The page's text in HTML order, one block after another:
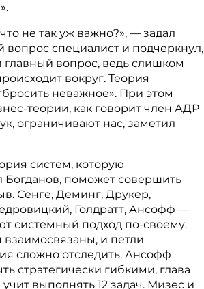
не так уж важно?», — задал
вопрос специалист и подчеркнул,
главный вопрос, ведь слишком
вокруг. Теория
неважное». При этом
теории, как говорит член АДР
ограничивают нас, заметил
систем, которую
Богданов, поможет совершить
Сенге, Деминг, Друкер,
Голдратт, Ансофф —
системный подход по-своему.
взаимосвязаны, и петли
сложно отследить. Ансофф
стратегически гибкими, глава
выполнять 12 задач. Мизес и